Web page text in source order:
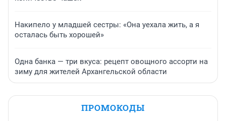
Накипело у младшей сестры: «Она уехала жить, а я
осталась быть хорошей»
Одна банка — три вкуса: рецепт овощного ассорти на
зиму для жителей Архангельской области
ПРОМОКОДЫ